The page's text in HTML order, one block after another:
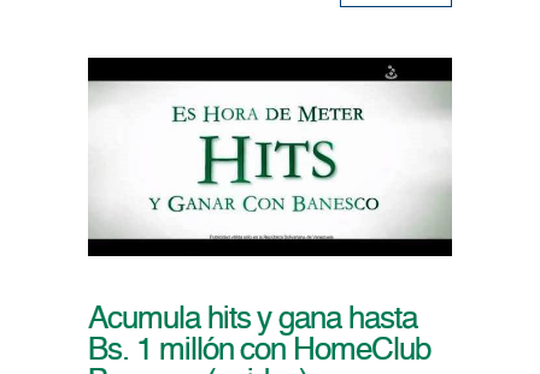
Acumula hits y gana hasta
Bs. 1 millón con HomeClub